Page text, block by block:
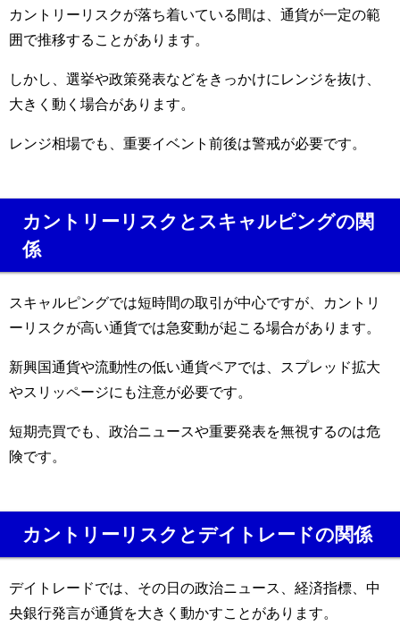
カントリーリスクが落ち着いている間は、通貨が一定の範
囲で推移することがあります。
しかし、選挙や政策発表などをきっかけにレンジを抜け、
大きく動く場合があります。
レンジ相場でも、重要イベント前後は警戒が必要です。
カントリーリスクとスキャルピングの関
係
スキャルピングでは短時間の取引が中心ですが、カントリ
ーリスクが高い通貨では急変動が起こる場合があります。
新興国通貨や流動性の低い通貨ペアでは、スプレッド拡大
やスリッページにも注意が必要です。
短期売買でも、政治ニュースや重要発表を無視するのは危
険です。
カントリーリスクとデイトレードの関係
デイトレードでは、その日の政治ニュース、経済指標、中
央銀行発言が通貨を大きく動かすことがあります。